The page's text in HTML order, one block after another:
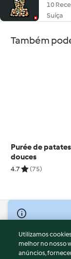
10
Suíça
Também
Purée de patates
douces
4.7 (75)
© Copyright 2026
Termos de
Aviso sobre
Utilizamos
melhor no nosso
anúncios,